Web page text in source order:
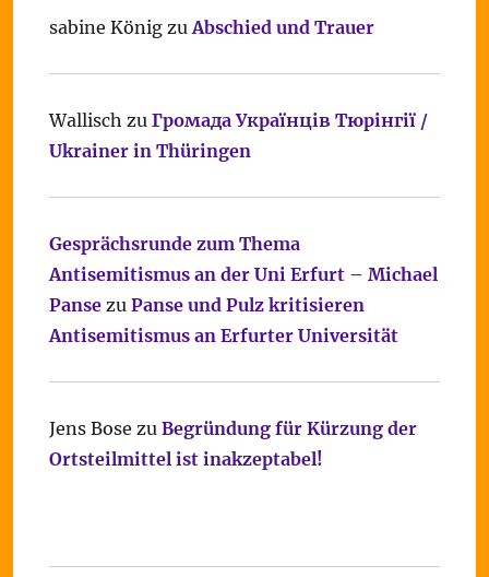
sabine KönigzuAbschied und Trauer
Wallisch zu Громада Українців Тюрінгії /
Ukrainer in Thüringen
Gesprächsrunde zum Thema
Antisemitismus an der Uni Erfurt – Michael
Pansezu Panse und Pulz kritisieren
Antisemitismus an Erfurter Universität
Jens Bose zu Begründung für Kürzung der
Ortsteilmittel ist inakzeptabel!